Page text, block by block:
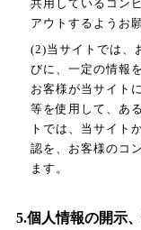
共用しているコン
アウトするようお
(2)当サイトでは、
びに、一定の情報
お客様が当サイト
等を使用して、あ
トでは、当サイト
認を、お客様のコ
ます。
5.個人情報の開示